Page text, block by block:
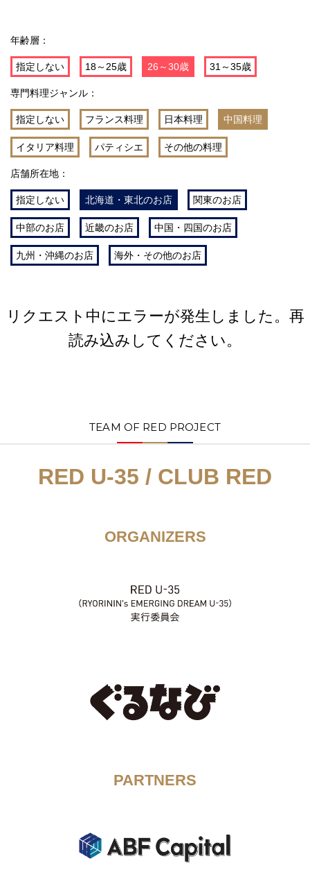
年齢層：
指定しない 18～25歳 26～30歳 31～35歳
専門料理ジャンル：
指定しない フランス料理 日本料理 中国料理
イタリア料理 パティシエ その他の料理
店舗所在地：
指定しない 北海道・東北のお店 関東のお店
中部のお店 近畿のお店 中国・四国のお店
九州・沖縄のお店 海外・その他のお店
リクエスト中にエラーが発生しました。再
読み込みしてください。
TEAM OF RED PROJECT
RED U-35 / CLUB RED
ORGANIZERS
PARTNERS